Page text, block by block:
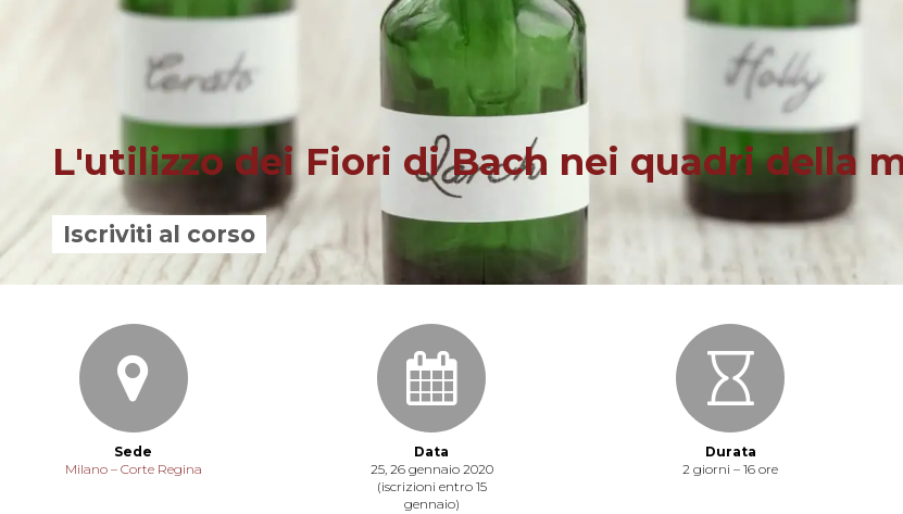
L'utilizzo dei Fiori di Bach nei quadri della
Iscriviti al corso
Sede
Milano – Corte Regina
Data
25, 26 gennaio 2020
(iscrizioni entro 15
gennaio)
Durata
2 giorni – 16 ore